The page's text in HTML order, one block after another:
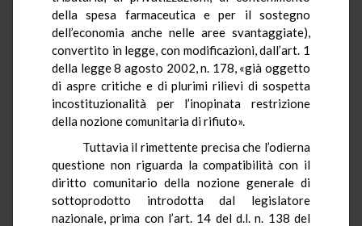
della spesa farmaceutica e per il sostegno
dell’economia anche nelle aree svantaggiate),
convertito in legge, con modificazioni, dall’art. 1
della legge 8 agosto 2002, n. 178, «già oggetto
di aspre critiche e di plurimi rilievi di sospetta
incostituzionalità per l’inopinata restrizione
della nozione comunitaria di rifiuto».
Tuttavia il rimettente precisa che l’odierna
questione non riguarda la compatibilità con il
diritto comunitario della nozione generale di
sottoprodotto introdotta dal legislatore
nazionale, prima con l’art. 14 del d.l. n. 138 del